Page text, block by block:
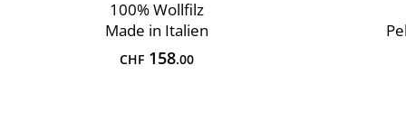
100% Wollfilz
Made in Italien
CHF158.00